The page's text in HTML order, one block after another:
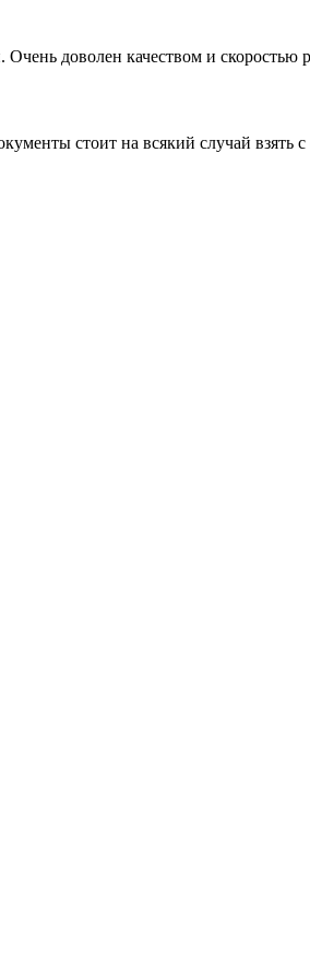
Очень доволен качеством и скоростью
стоит на всякий случай